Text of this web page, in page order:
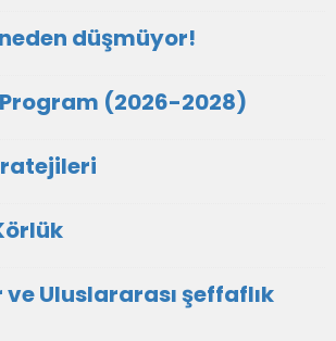
neden düşmüyor!
(2026-2028)
Uluslararası şeffaflık